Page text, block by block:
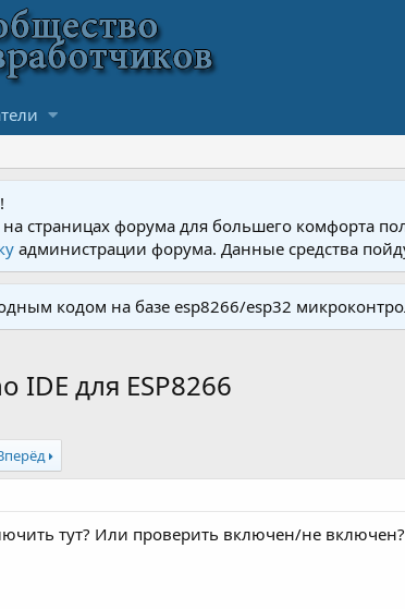
страницах форума для большего комфорта
администрации форума. Данные средства
кодом на базе esp8266/esp32
для ESP8266
тут? Или проверить включен/не